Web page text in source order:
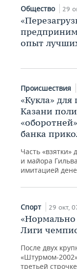
Общество 29
опыт
Происшествия
«Кукла» для
Казани
банка
Часть «взятки»
и майора
имитацией
Спорт 29 окт,
Лиги
После двух
«Штурмом-
третьей
«…И
народе,